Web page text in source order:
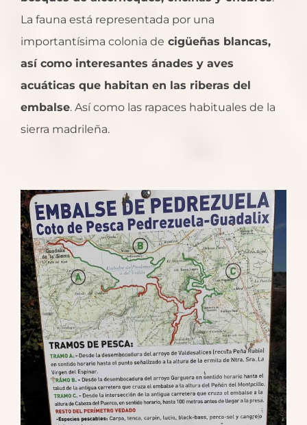
La fauna está representada por una
importantísima colonia de cigüeñas blancas,
así como interesantes ánades y aves
acuáticas que habitan en las riberas del
embalse. Así como las rapaces habituales de la
sierra madrileña.